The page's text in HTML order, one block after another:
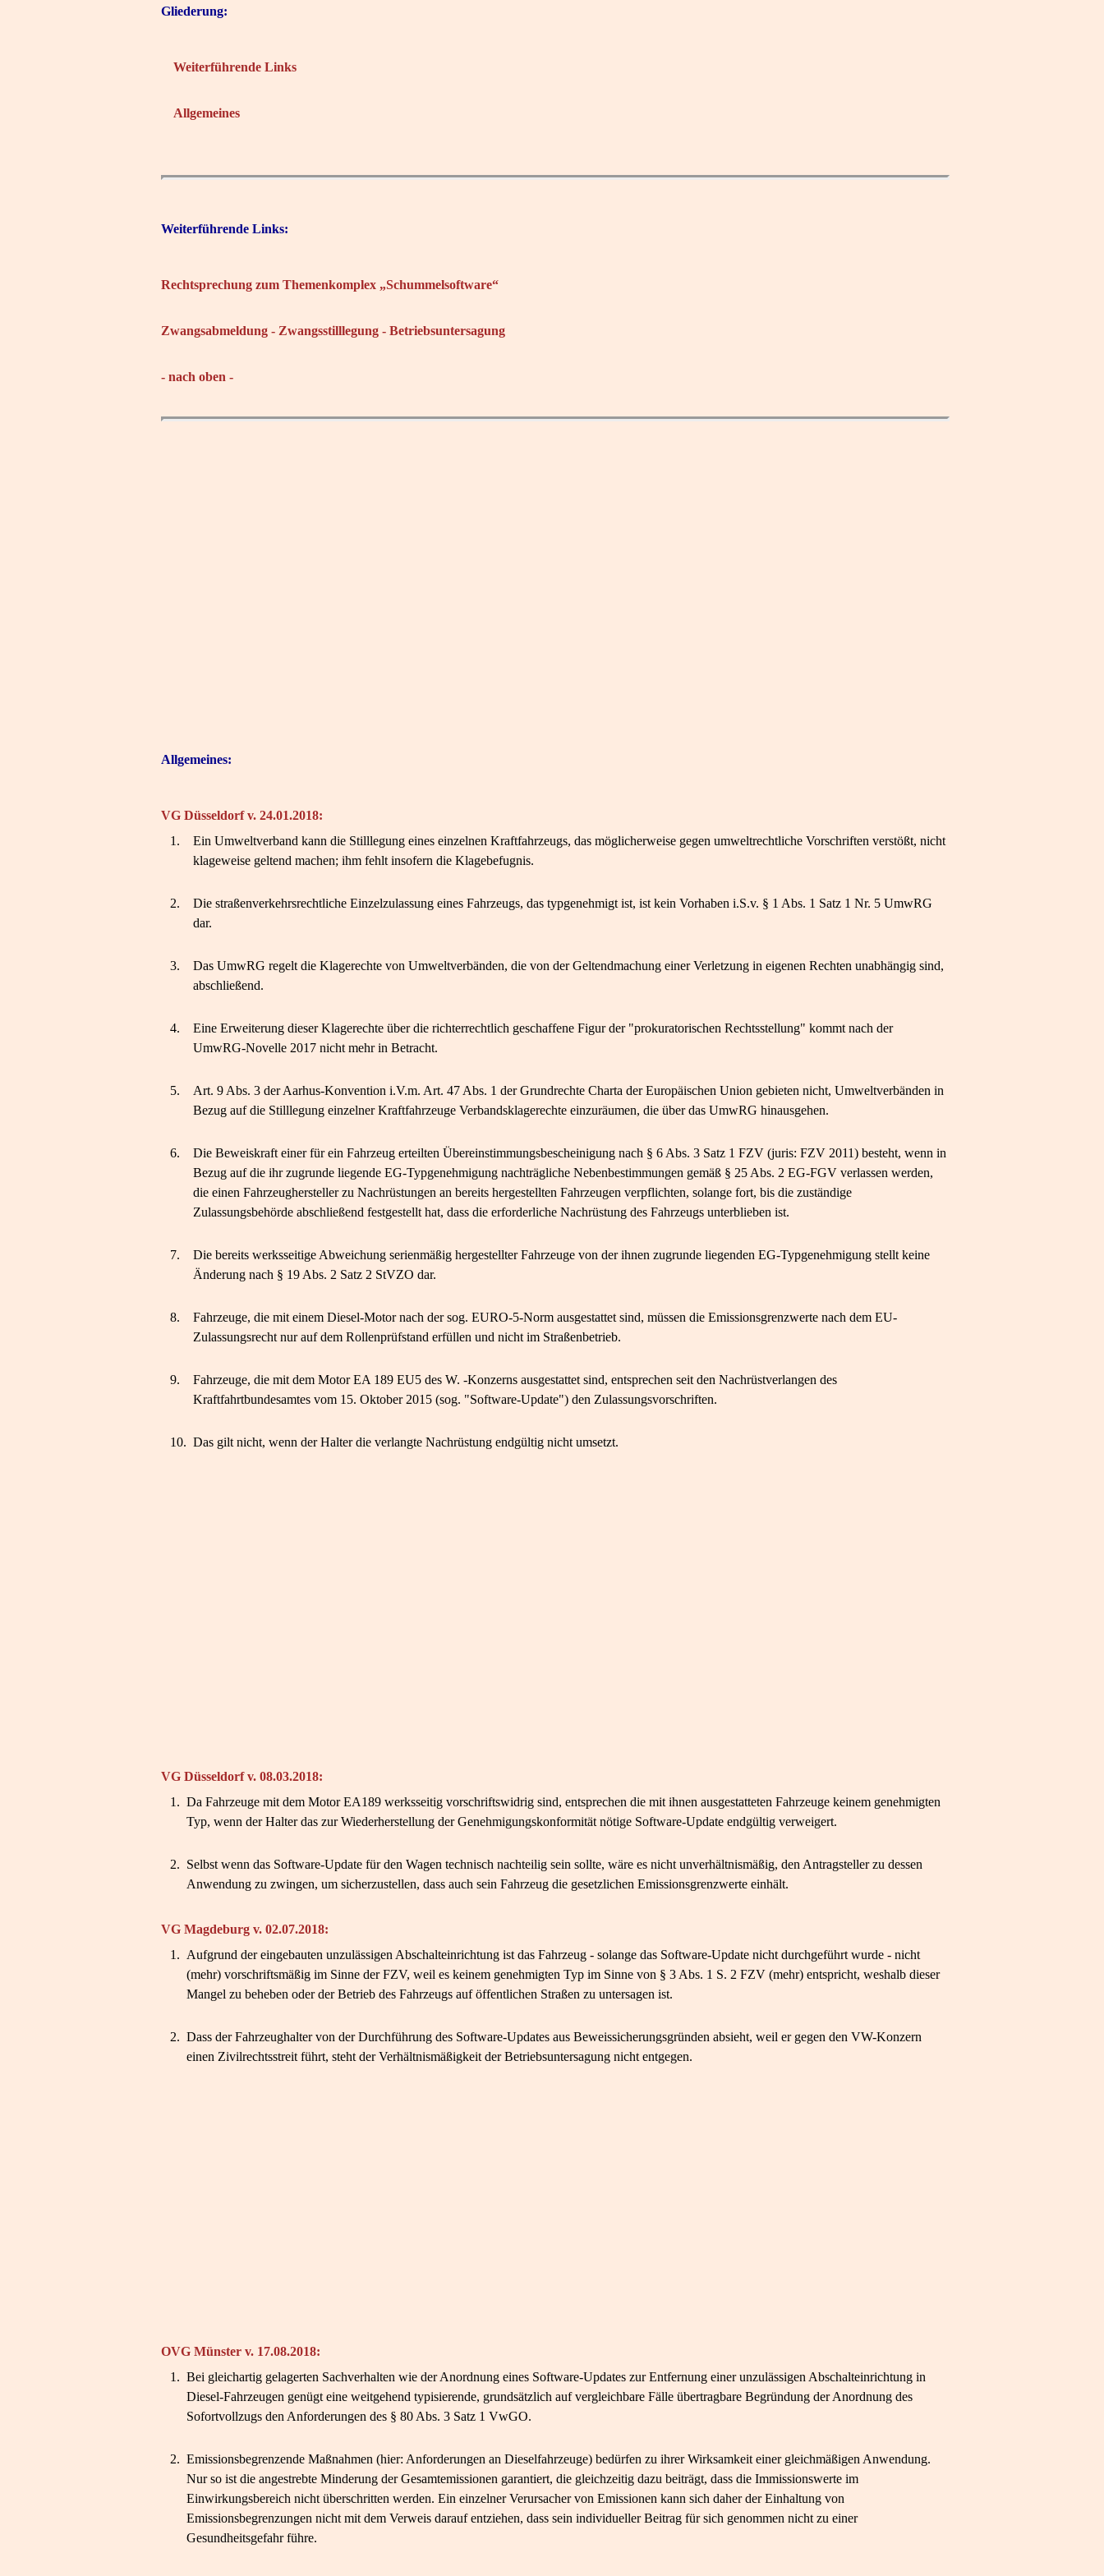
Gliederung:
Weiterführende Links
Allgemeines
Weiterführende Links:
Rechtsprechung zum Themenkomplex „Schummelsoftware“
Zwangsabmeldung - Zwangsstilllegung - Betriebsuntersagung
- nach oben -
Allgemeines:
VG Düsseldorf v. 24.01.2018:
1.
Ein Umweltverband kann die Stilllegung eines einzelnen Kraftfahrzeugs, das möglicherweise gegen umweltrechtliche Vorschriften verstößt, nicht
klageweise geltend machen; ihm fehlt insofern die Klagebefugnis.
2.
Die straßenverkehrsrechtliche Einzelzulassung eines Fahrzeugs, das typgenehmigt ist, ist kein Vorhaben i.S.v. § 1 Abs. 1 Satz 1 Nr. 5 UmwRG
dar.
3.
Das UmwRG regelt die Klagerechte von Umweltverbänden, die von der Geltendmachung einer Verletzung in eigenen Rechten unabhängig sind,
abschließend.
4.
Eine Erweiterung dieser Klagerechte über die richterrechtlich geschaffene Figur der "prokuratorischen Rechtsstellung" kommt nach der
UmwRG-Novelle 2017 nicht mehr in Betracht.
5.
Art. 9 Abs. 3 der Aarhus-Konvention i.V.m. Art. 47 Abs. 1 der Grundrechte Charta der Europäischen Union gebieten nicht, Umweltverbänden in
Bezug auf die Stilllegung einzelner Kraftfahrzeuge Verbandsklagerechte einzuräumen, die über das UmwRG hinausgehen.
6.
Die Beweiskraft einer für ein Fahrzeug erteilten Übereinstimmungsbescheinigung nach § 6 Abs. 3 Satz 1 FZV (juris: FZV 2011) besteht, wenn in
Bezug auf die ihr zugrunde liegende EG-Typgenehmigung nachträgliche Nebenbestimmungen gemäß § 25 Abs. 2 EG-FGV verlassen werden,
die einen Fahrzeughersteller zu Nachrüstungen an bereits hergestellten Fahrzeugen verpflichten, solange fort, bis die zuständige
Zulassungsbehörde abschließend festgestellt hat, dass die erforderliche Nachrüstung des Fahrzeugs unterblieben ist.
7.
Die bereits werksseitige Abweichung serienmäßig hergestellter Fahrzeuge von der ihnen zugrunde liegenden EG-Typgenehmigung stellt keine
Änderung nach § 19 Abs. 2 Satz 2 StVZO dar.
8.
Fahrzeuge, die mit einem Diesel-Motor nach der sog. EURO-5-Norm ausgestattet sind, müssen die Emissionsgrenzwerte nach dem EU-
Zulassungsrecht nur auf dem Rollenprüfstand erfüllen und nicht im Straßenbetrieb.
9.
Fahrzeuge, die mit dem Motor EA 189 EU5 des W. -Konzerns ausgestattet sind, entsprechen seit den Nachrüstverlangen des
Kraftfahrtbundesamtes vom 15. Oktober 2015 (sog. "Software-Update") den Zulassungsvorschriften.
10. Das gilt nicht, wenn der Halter die verlangte Nachrüstung endgültig nicht umsetzt.
VG Düsseldorf v. 08.03.2018:
1. Da Fahrzeuge mit dem Motor EA189 werksseitig vorschriftswidrig sind, entsprechen die mit ihnen ausgestatteten Fahrzeuge keinem genehmigten
Typ, wenn der Halter das zur Wiederherstellung der Genehmigungskonformität nötige Software-​Update endgültig verweigert.
2. Selbst wenn das Software-​Update für den Wagen technisch nachteilig sein sollte, wäre es nicht unverhältnismäßig, den Antragsteller zu dessen
Anwendung zu zwingen, um sicherzustellen, dass auch sein Fahrzeug die gesetzlichen Emissionsgrenzwerte einhält.
VG Magdeburg v. 02.07.2018:
1. Aufgrund der eingebauten unzulässigen Abschalteinrichtung ist das Fahrzeug - solange das Software-Update nicht durchgeführt wurde - nicht
(mehr) vorschriftsmäßig im Sinne der FZV, weil es keinem genehmigten Typ im Sinne von § 3 Abs. 1 S. 2 FZV (mehr) entspricht, weshalb dieser
Mangel zu beheben oder der Betrieb des Fahrzeugs auf öffentlichen Straßen zu untersagen ist.
2. Dass der Fahrzeughalter von der Durchführung des Software-Updates aus Beweissicherungsgründen absieht, weil er gegen den VW-Konzern
einen Zivilrechtsstreit führt, steht der Verhältnismäßigkeit der Betriebsuntersagung nicht entgegen.
OVG Münster v. 17.08.2018:
1. Bei gleichartig gelagerten Sachverhalten wie der Anordnung eines Software-Updates zur Entfernung einer unzulässigen Abschalteinrichtung in
Diesel-Fahrzeugen genügt eine weitgehend typisierende, grundsätzlich auf vergleichbare Fälle übertragbare Begründung der Anordnung des
Sofortvollzugs den Anforderungen des § 80 Abs. 3 Satz 1 VwGO.
2. Emissionsbegrenzende Maßnahmen (hier: Anforderungen an Dieselfahrzeuge) bedürfen zu ihrer Wirksamkeit einer gleichmäßigen Anwendung.
Nur so ist die angestrebte Minderung der Gesamtemissionen garantiert, die gleichzeitig dazu beiträgt, dass die Immissionswerte im
Einwirkungsbereich nicht überschritten werden. Ein einzelner Verursacher von Emissionen kann sich daher der Einhaltung von
Emissionsbegrenzungen nicht mit dem Verweis darauf entziehen, dass sein individueller Beitrag für sich genommen nicht zu einer
Gesundheitsgefahr führe.